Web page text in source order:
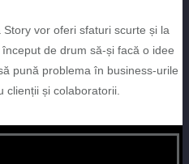
vor oferi sfaturi scurte și la
de drum să-și facă o idee
pună problema în business-urile
clienții și colaboratorii.